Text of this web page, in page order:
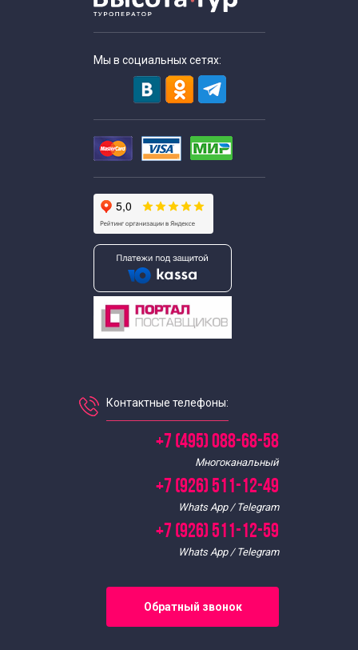
Мы в социальных сетях:
Контактные телефоны:
+7 (495) 088-68-58
Многоканальный
+7 (926) 511-12-49
Whats App / Telegram
+7 (926) 511-12-59
Whats App / Telegram
Обратный звонок